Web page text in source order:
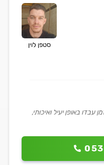
סטפן לוין
עבדו באופן יעיל ואיכותי,